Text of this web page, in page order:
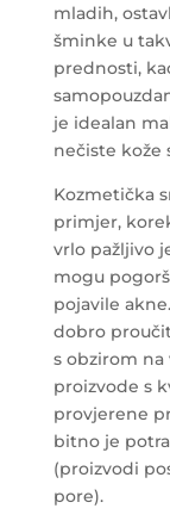
mladih,
šminke u
prednosti,
je idealan
nečiste kože
Kozmetička
primjer,
vrlo pažljivo
mogu
pojavile
dobro
s obzirom na
proizvode s
provjerene
bitno je
(proizvodi
pore).